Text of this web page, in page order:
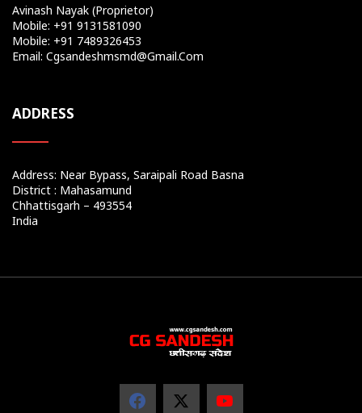
Avinash Nayak (Proprietor)
Mobile: +91 9131581090
Mobile: +91 7489326453
Email: Cgsandeshmsmd@gmail.com
ADDRESS
Address: Near Bypass, Saraipali Road Basna
District : Mahasamund
Chhattisgarh – 493554
India